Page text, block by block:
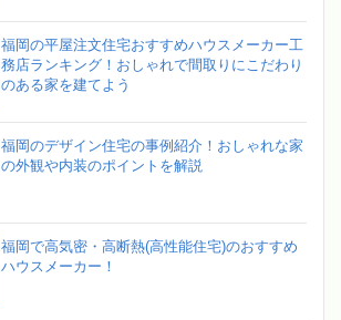
福岡の平屋注文住宅おすすめハウスメーカー工
務店ランキング！おしゃれで間取りにこだわり
のある家を建てよう
福岡のデザイン住宅の事例紹介！おしゃれな家
の外観や内装のポイントを解説
福岡で高気密・高断熱(高性能住宅)のおすすめ
ハウスメーカー！